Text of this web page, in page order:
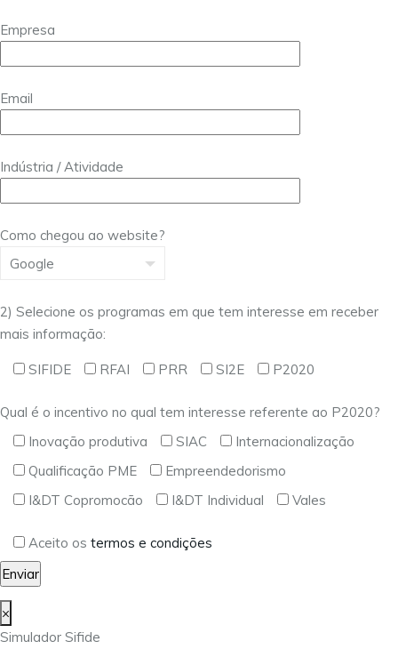
Empresa
Email
Indústria / Atividade
Como chegou ao website?
2) Selecione os programas em que tem interesse em receber
mais informação:
SIFIDE RFAI PRR SI2E P2020
Qual é o incentivo no qual tem interesse referente ao P2020?
Inovação produtiva
SIAC
Internacionalização
Qualificação PME
Empreendedorismo
I&DT Copromocão
I&DT Individual Vales
Aceito os termos e condições
×
Simulador Sifide